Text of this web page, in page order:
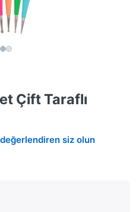
Çift Taraflı
siz olun